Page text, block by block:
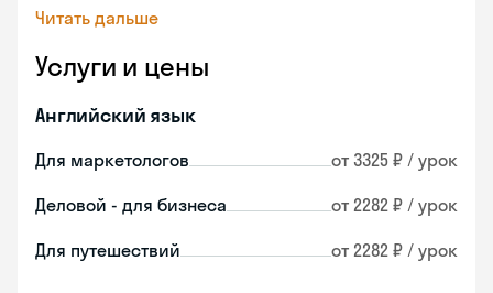
Читать дальше
Услуги и цены
Английский язык
Для маркетологов от 3325 ₽ / урок
Деловой - для бизнеса от 2282 ₽ / урок
Для путешествий от 2282 ₽ / урок